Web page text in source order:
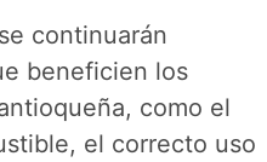
continuarán
beneficien los
como el
el correcto uso